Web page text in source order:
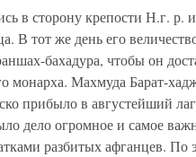
в сторону крепости Н.г. р.
В тот же день его
бахадура, чтобы он
монарха. Махмуда Барат-
прибыло в августейший
дело огромное и самое
разбитых афганцев. По